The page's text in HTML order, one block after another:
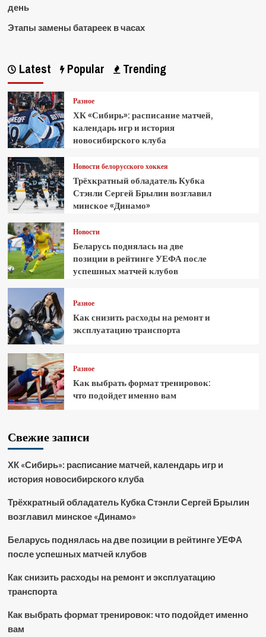
день
Этапы замены батареек в часах
Latest Popular Trending
Разное
ХК «Сибирь»: расписание матчей,
календарь игр и история
новосибирского клуба
Новости белорусского хоккея
Трёхкратный обладатель Кубка
Стэнли Сергей Брылин возглавил
минское «Динамо»
Новости
Беларусь поднялась на две
позиции в рейтинге УЕФА после
успешных матчей клубов
Разное
Как снизить расходы на ремонт и
эксплуатацию транспорта
Разное
Как выбрать формат тренировок:
что подойдет именно вам
Свежие записи
ХК «Сибирь»: расписание матчей, календарь игр и
история новосибирского клуба
Трёхкратный обладатель Кубка Стэнли Сергей Брылин
возглавил минское «Динамо»
Беларусь поднялась на две позиции в рейтинге УЕФА
после успешных матчей клубов
Как снизить расходы на ремонт и эксплуатацию
транспорта
Как выбрать формат тренировок: что подойдет именно
вам